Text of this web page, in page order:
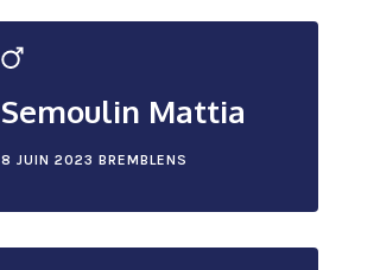
Semoulin Mattia
8 JUIN 2023 BREMBLENS